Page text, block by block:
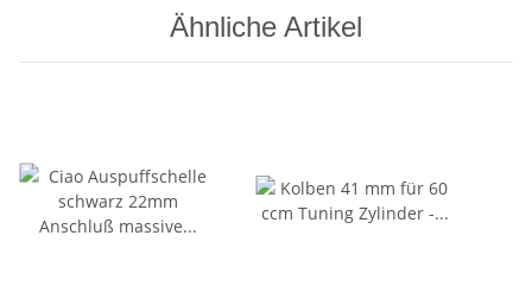
Ähnliche Artikel